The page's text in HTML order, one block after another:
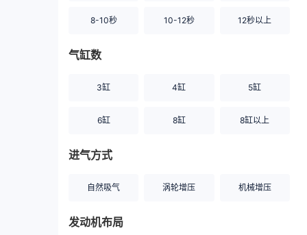
8-10秒 10-12秒 12秒以上
气缸数
3缸 4缸 5缸
6缸 8缸 8缸以上
进气方式
自然吸气 涡轮增压 机械增压
发动机布局